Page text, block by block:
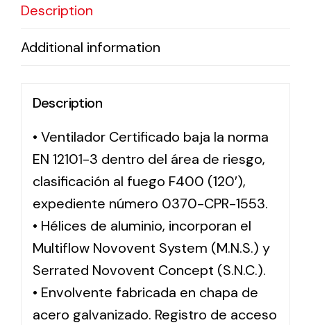
Description
Additional information
Description
• Ventilador Certificado baja la norma
EN 12101-3 dentro del área de riesgo,
clasificación al fuego F400 (120′),
expediente número 0370-CPR-1553.
• Hélices de aluminio, incorporan el
Multiflow Novovent System (M.N.S.) y
Serrated Novovent Concept (S.N.C.).
• Envolvente fabricada en chapa de
acero galvanizado. Registro de acceso